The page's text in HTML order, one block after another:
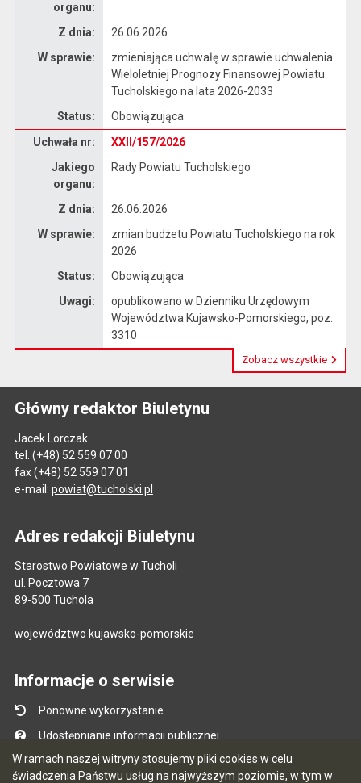
W ramach naszej witryny stosujemy pliki cookies w celu
świadczenia Państwu usług na najwyższym poziomie, w tym w
organu:
Z dnia:
26.06.2026
W sprawie:
zmieniająca uchwałę w sprawie uchwalenia
Wieloletniej Prognozy Finansowej Powiatu
Tucholskiego na lata 2026-2033
Status:
Obowiązująca
Uchwała nr:
XXII/157/2026
Jakiego
organu:
Rady Powiatu Tucholskiego
Z dnia:
26.06.2026
W sprawie:
zmian budżetu Powiatu Tucholskiego na rok
2026
Status:
Obowiązująca
Uwagi:
opublikowano w Dzienniku Urzędowym
Województwa Kujawsko-Pomorskiego, poz.
3310
Zobacz wszystkie
Główny redaktor Biuletynu
Jacek Lorczak
tel. (+48) 52 559 07 00
fax (+48) 52 559 07 01
e-mail: powiat@tucholski.pl
Adres redakcji Biuletynu
Starostwo Powiatowe w Tucholi
ul. Pocztowa 7
89-500 Tuchola
województwo kujawsko-pomorskie
Informacje o serwisie
Ponowne wykorzystanie
Udostępnianie informacji publicznej
Mapa serwisu